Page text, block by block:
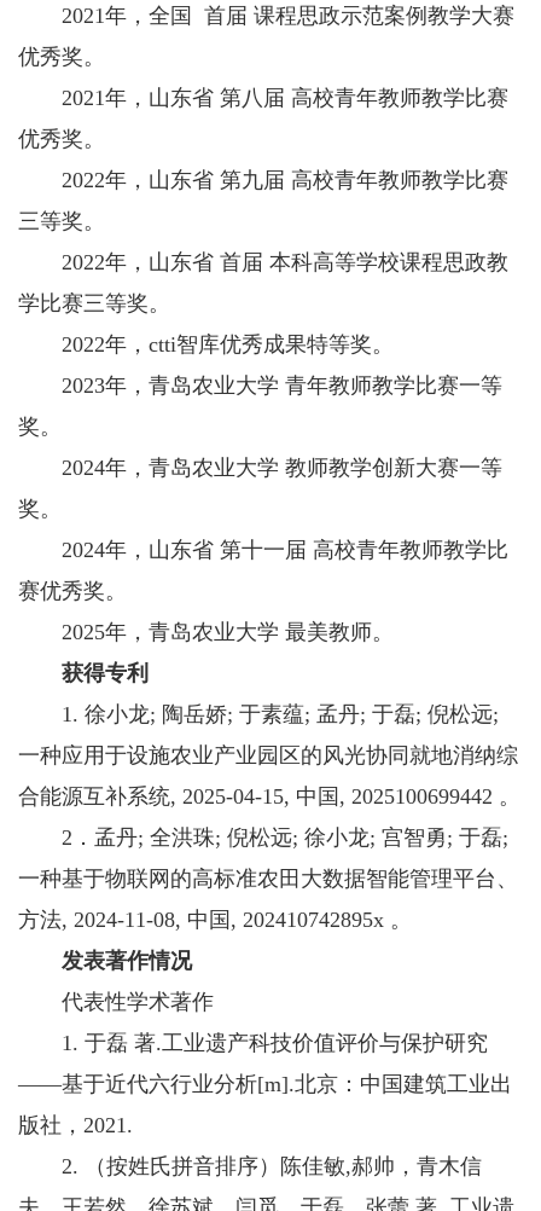
2021年，全国 首届 课程思政示范案例教学大赛
优秀奖。
2021年，山东省 第八届 高校青年教师教学比赛
优秀奖。
2022年，山东省 第九届 高校青年教师教学比赛
三等奖。
2022年，山东省 首届 本科高等学校课程思政教
学比赛三等奖。
2022年，ctti智库优秀成果特等奖。
2023年，青岛农业大学 青年教师教学比赛一等
奖。
2024年，青岛农业大学 教师教学创新大赛一等
奖。
2024年，山东省 第十一届 高校青年教师教学比
赛优秀奖。
2025年，青岛农业大学 最美教师。
获得专利
1. 徐小龙; 陶岳娇; 于素蕴; 孟丹; 于磊; 倪松远;
一种应用于设施农业产业园区的风光协同就地消纳综
合能源互补系统, 2025-04-15, 中国, 2025100699442 。
2．孟丹; 全洪珠; 倪松远; 徐小龙; 宫智勇; 于磊;
一种基于物联网的高标准农田大数据智能管理平台、
方法, 2024-11-08, 中国, 202410742895x 。
发表著作情况
代表性学术著作
1. 于磊 著.工业遗产科技价值评价与保护研究
——基于近代六行业分析[m].北京：中国建筑工业出
版社，2021.
2. （按姓氏拼音排序）陈佳敏,郝帅，青木信